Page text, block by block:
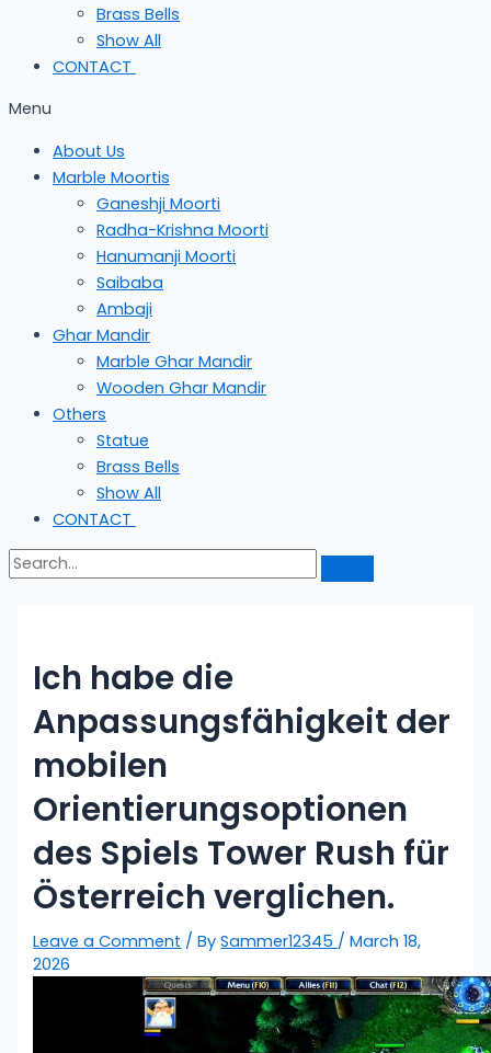
Brass Bells
Show All
CONTACT
Menu
About Us
Marble Moortis
Ganeshji Moorti
Radha-Krishna Moorti
Hanumanji Moorti
Saibaba
Ambaji
Ghar Mandir
Marble Ghar Mandir
Wooden Ghar Mandir
Others
Statue
Brass Bells
Show All
CONTACT
Ich habe die
Anpassungsfähigkeit der
mobilen
Orientierungsoptionen
des Spiels Tower Rush für
Österreich verglichen.
Leave a Comment / BySammer12345 /March 18,
2026